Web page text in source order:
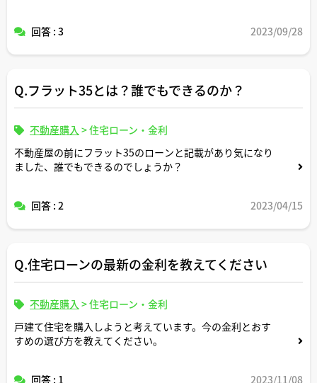
回答 : 3 2023/09/28
Q.フラット35とは？誰でもできるのか？
不動産購入 >住宅ローン・金利
不動産屋の前にフラット35のローンと記載があり気になり
ました、誰でもできるのでしょうか？
回答 : 2 2023/04/15
Q.住宅ローンの最新の金利を教えてください
不動産購入 >住宅ローン・金利
戸建て住宅を購入しようと考えています。今の金利とおす
すめの選び方を教えてください。
回答 : 1 2023/11/08